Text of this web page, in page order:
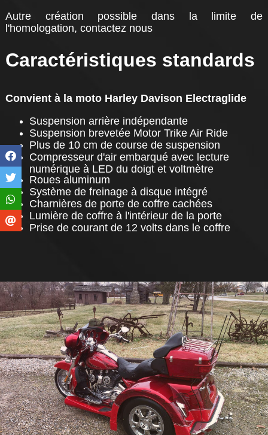
Autre création possible dans la limite de
l'homologation, contactez nous
Caractéristiques standards
Convient à la moto Harley Davison Electraglide
Suspension arrière indépendante
Suspension brevetée Motor Trike Air Ride
Plus de 10 cm de course de suspension
Compresseur d'air embarqué avec lecture
numérique à LED du doigt et voltmètre
Roues aluminum
Système de freinage à disque intégré
Charnières de porte de coffre cachées
Lumière de coffre à l'intérieur de la porte
Prise de courant de 12 volts dans le coffre